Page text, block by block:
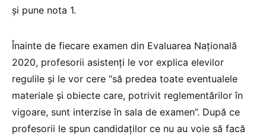
și pune nota 1.
Înainte de fiecare examen din Evaluarea Națională
2020, profesorii asistenți le vor explica elevilor
regulile și le vor cere “să predea toate eventualele
materiale și obiecte care, potrivit reglementărilor în
vigoare, sunt interzise în sala de examen”. După ce
profesorii le spun candidaților ce nu au voie să facă